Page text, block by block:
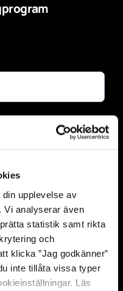
upplevelse av
Vi analyserar även
statistik samt rikta
och
klicka ”Jag godkänner”
inte tillåta vissa typer
Läs